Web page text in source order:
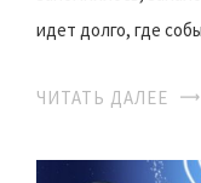
идет долго, где
ЧИТАТЬ ДАЛЕЕ